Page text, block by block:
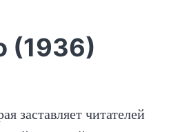
(1936)
заставляет читателей